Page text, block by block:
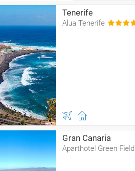
Tenerife
Alua Tenerife
Gran Canaria
Aparthotel Green Field